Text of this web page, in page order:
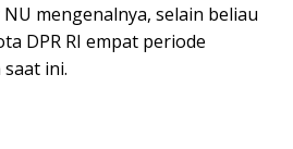
mengenalnya, selain beliau
DPR RI empat periode
ini.